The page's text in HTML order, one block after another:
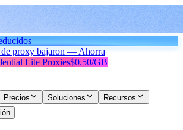
de proxy bajaron — Ahorra
Lite Proxies$0.50/GB
Precios Soluciones
Recursos